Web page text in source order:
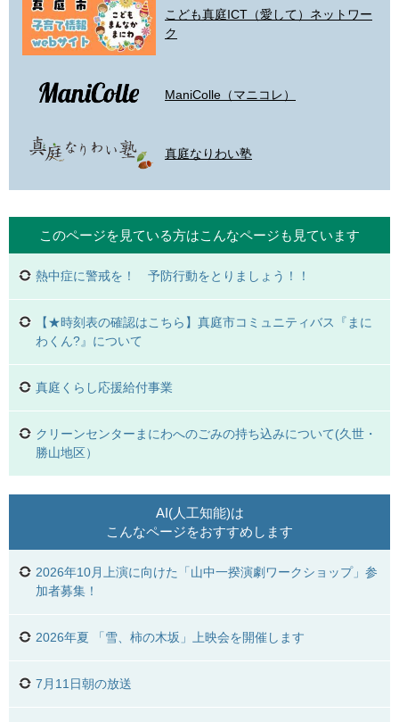
こども真庭ICT（愛して）ネットワー
ク
ManiColle（マニコレ）
真庭なりわい塾
このページを見ている方はこんなページも見ています
熱中症に警戒を！ 予防行動をとりましょう！！
【★時刻表の確認はこちら】真庭市コミュニティバス『まに
わくん?』について
真庭くらし応援給付事業
クリーンセンターまにわへのごみの持ち込みについて(久世・
勝山地区）
AI(人工知能)は
こんなページをおすすめします
2026年10月上演に向けた「山中一揆演劇ワークショップ」参
加者募集！
2026年夏 「雪、柿の木坂」上映会を開催します
7月11日朝の放送